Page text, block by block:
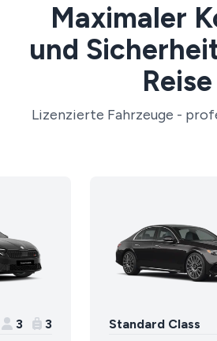
Maximaler
und
Reise
Lizenzierte Fahrzeuge -
3 3 Standard Class